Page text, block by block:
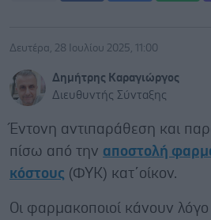
Δευτέρα, 28 Ιουλίου 2025, 11:00
Δημήτρης Καραγιώργος
Διευθυντής Σύνταξης
Έντονη αντιπαράθεση και
πίσω από την αποστολή
κόστους (ΦΥΚ) κατ΄οίκον.
Οι φαρμακοποιοί κάνουν